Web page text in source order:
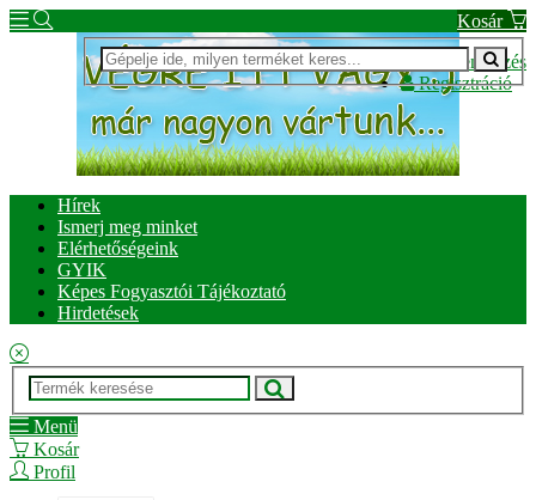
Kosár
Bejelentkezés
Regisztráció
Hírek
Ismerj meg minket
Elérhetőségeink
GYIK
Képes Fogyasztói Tájékoztató
Hirdetések
Menü
Kosár
Profil